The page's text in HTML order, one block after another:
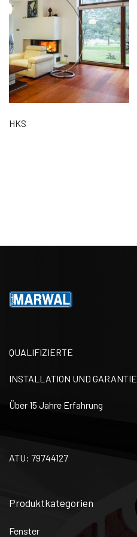
HKS
QUALIFIZIERTE
INSTALLATION UND GARANTIE
Über 15 Jahre Erfahrung
ATU: 79744127
Produktkategorien
Fenster